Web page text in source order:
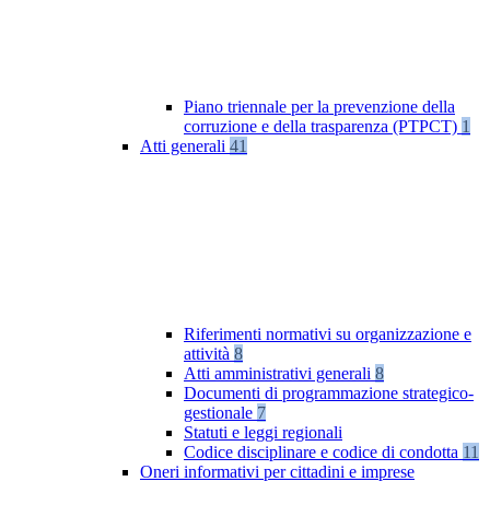
Piano triennale per la prevenzione della
corruzione e della trasparenza (PTPCT) 1
Atti generali 41
Riferimenti normativi su organizzazione e
attività 8
Atti amministrativi generali 8
Documenti di programmazione strategico-
gestionale 7
Statuti e leggi regionali
Codice disciplinare e codice di condotta 11
Oneri informativi per cittadini e imprese